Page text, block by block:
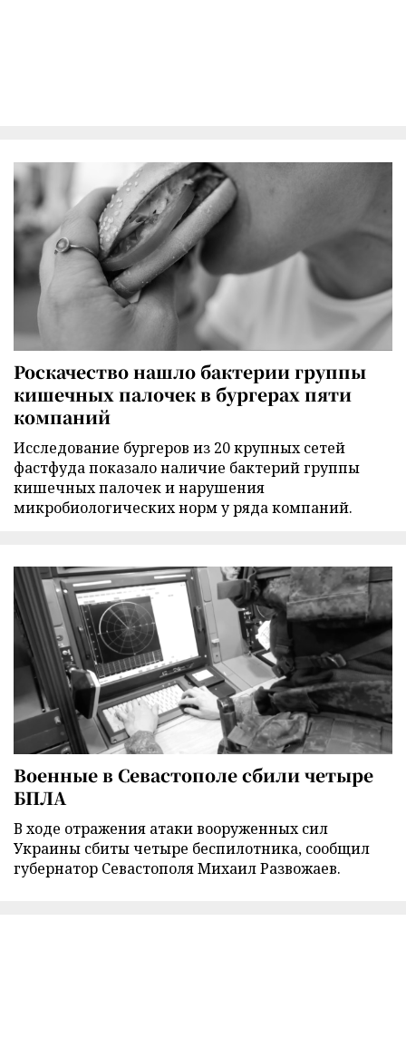
Роскачество нашло бактерии группы
кишечных палочек в бургерах пяти
компаний
Исследование бургеров из 20 крупных сетей
фастфуда показало наличие бактерий группы
кишечных палочек и нарушения
микробиологических норм у ряда компаний.
Военные в Севастополе сбили четыре
БПЛА
В ходе отражения атаки вооруженных сил
Украины сбиты четыре беспилотника, сообщил
губернатор Севастополя Михаил Развожаев.